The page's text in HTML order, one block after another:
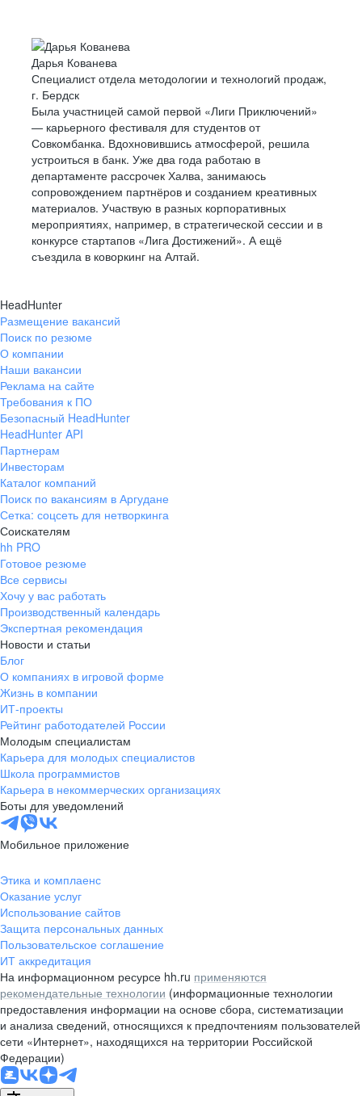
Дарья Кованева
Специалист отдела методологии и технологий продаж,
г. Бердск
Была участницей самой первой «Лиги Приключений»
— карьерного фестиваля для студентов от
Совкомбанка. Вдохновившись атмосферой, решила
устроиться в банк. Уже два года работаю в
департаменте рассрочек Халва, занимаюсь
сопровождением партнёров и созданием креативных
материалов. Участвую в разных корпоративных
мероприятиях, например, в стратегической сессии и в
конкурсе стартапов «Лига Достижений». А ещё
съездила в коворкинг на Алтай.
HeadHunter
Размещение вакансий
Поиск по резюме
О компании
Наши вакансии
Реклама на сайте
Требования к ПО
Безопасный HeadHunter
HeadHunter API
Партнерам
Инвесторам
Каталог компаний
Поиск по вакансиям в Аргудане
Сетка: соцсеть для нетворкинга
Соискателям
hh PRO
Готовое резюме
Все сервисы
Хочу у вас работать
Производственный календарь
Экспертная рекомендация
Новости и статьи
Блог
О компаниях в игровой форме
Жизнь в компании
ИТ-проекты
Рейтинг работодателей России
Молодым специалистам
Карьера для молодых специалистов
Школа программистов
Карьера в некоммерческих организациях
Боты для уведомлений
Мобильное приложение
Этика и комплаенс
Оказание услуг
Использование сайтов
Защита персональных данных
Пользовательское соглашение
ИТ аккредитация
На информационном ресурсе hh.ru применяются
рекомендательные технологии (информационные технологии
предоставления информации на основе сбора, систематизации
и анализа сведений, относящихся к предпочтениям пользователей
сети «Интернет», находящихся на территории Российской
Федерации)